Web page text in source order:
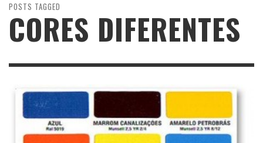
POSTS TAGGED
CORES DIFERENTES